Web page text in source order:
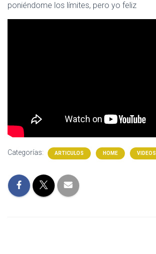
poniéndome los límites, pero yo feliz
Categorías: ARTICULOS HOME VIDEOS